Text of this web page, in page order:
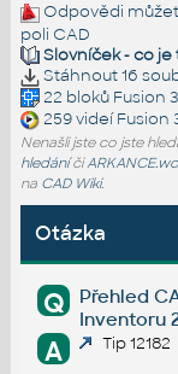
Odpovědi
poli CAD
Slovníček - co je
Stáhnout 16
22 bloků Fusion
259 videíFusion
Nenašli jste co jste
hledáníči
na CAD Wiki.
Otázka
Q
Přehled
Inventoru
A Tip 12182